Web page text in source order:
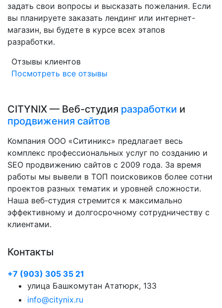
задать свои вопросы и высказать пожелания. Если
вы планируете заказать лендинг или интернет-
магазин, вы будете в курсе всех этапов
разработки.
Отзывы клиентов
Посмотреть все отзывы
CITYNIX — Веб-студия разработки и
продвижения сайтов
Компания ООО «Ситиникс» предлагает весь
комплекс профессиональных услуг по созданию и
SEO продвижению сайтов с 2009 года. За время
работы мы вывели в ТОП поисковиков более сотни
проектов разных тематик и уровней сложности.
Наша веб-студия стремится к максимально
эффективному и долгосрочному сотрудничеству с
клиентами.
Контакты
+7 (903) 305 35 21
улица Башкомутан Ататюрк, 133
info@citynix.ru